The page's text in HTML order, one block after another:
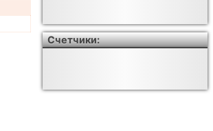
Счетчики: